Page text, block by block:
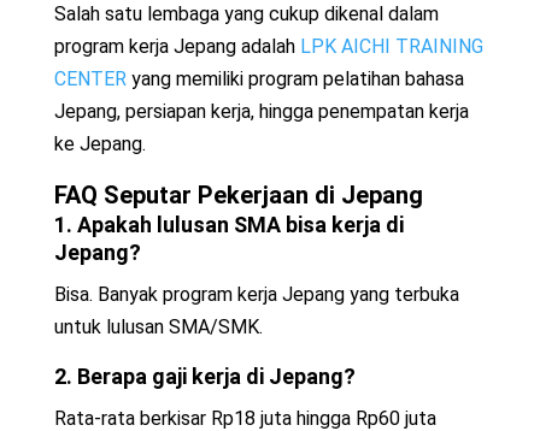
Salah satu lembaga yang cukup dikenal dalam
program kerja Jepang adalah LPK AICHI TRAINING
CENTERyang memiliki program pelatihan bahasa
Jepang, persiapan kerja, hingga penempatan kerja
ke Jepang.
FAQ Seputar Pekerjaan di Jepang
1. Apakah lulusan SMA bisa kerja di
Jepang?
Bisa. Banyak program kerja Jepang yang terbuka
untuk lulusan SMA/SMK.
2. Berapa gaji kerja di Jepang?
Rata-rata berkisar Rp18 juta hingga Rp60 juta